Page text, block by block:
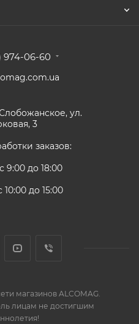
974-06-60
ул.
3
заказов:
9:00 до 18:00
10:00 до 15:00
магазинов ALCOMAG.
лицам не достигшим